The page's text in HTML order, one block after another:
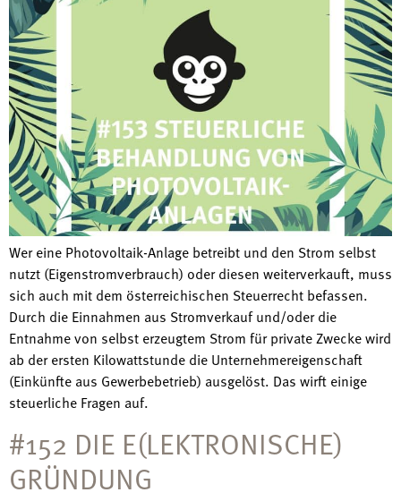
Wer eine Photovoltaik-Anlage betreibt und den Strom selbst
nutzt (Eigenstromverbrauch) oder diesen weiterverkauft, muss
sich auch mit dem österreichischen Steuerrecht befassen.
Durch die Einnahmen aus Stromverkauf und/oder die
Entnahme von selbst erzeugtem Strom für private Zwecke wird
ab der ersten Kilowattstunde die Unternehmereigenschaft
(Einkünfte aus Gewerbebetrieb) ausgelöst. Das wirft einige
steuerliche Fragen auf.
#152 DIE E(LEKTRONISCHE)
GRÜNDUNG